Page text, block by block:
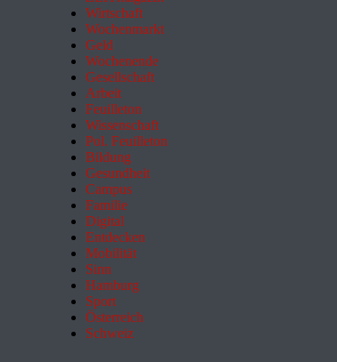
Wirtschaft
Wochenmarkt
Geld
Wochenende
Gesellschaft
Arbeit
Feuilleton
Wissenschaft
Pol. Feuilleton
Bildung
Gesundheit
Campus
Familie
Digital
Entdecken
Mobilität
Sinn
Hamburg
Sport
Österreich
Schweiz